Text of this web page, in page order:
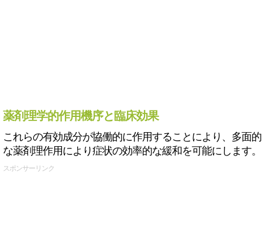
薬剤理学的作用機序と臨床効果
これらの有効成分が協働的に作用することにより、多面的
な薬剤理作用により症状の効率的な緩和を可能にします。
スポンサーリンク